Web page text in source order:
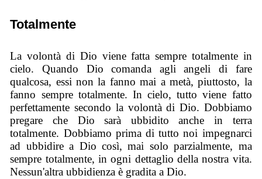
Totalmente
La volontà di Dio viene fatta sempre totalmente in
cielo. Quando Dio comanda agli angeli di fare
qualcosa, essi non la fanno mai a metà, piuttosto, la
fanno sempre totalmente. In cielo, tutto viene fatto
perfettamente secondo la volontà di Dio. Dobbiamo
pregare che Dio sarà ubbidito anche in terra
totalmente. Dobbiamo prima di tutto noi impegnarci
ad ubbidire a Dio così, mai solo parzialmente, ma
sempre totalmente, in ogni dettaglio della nostra vita.
Nessun'altra ubbidienza è gradita a Dio.